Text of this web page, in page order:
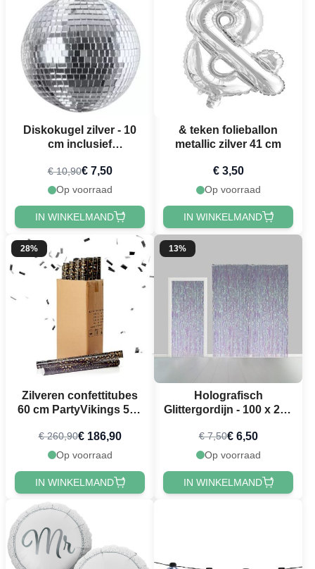
Diskokugel zilver - 10
cm inclusief
€ 10,90€ 7,50
Op voorraad
IN WINKELMAND
& teken folieballon
metallic zilver 41 cm
€ 3,50
Op voorraad
IN WINKELMAND
28%
Zilveren confettitubes
60 cm PartyVikings 50x
€ 260,90€ 186,90
Op voorraad
IN WINKELMAND
13%
Holografisch
Glittergordijn - 100 x 240
€ 7,50€ 6,50
Op voorraad
IN WINKELMAND